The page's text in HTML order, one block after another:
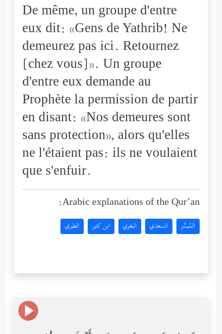
De même, un groupe d'entre
eux dit: «Gens de Yathrib! Ne
demeurez pas ici. Retournez
[chez vous]». Un groupe
d'entre eux demande au
Prophète la permission de partir
en disant: «Nos demeures sont
sans protection», alors qu'elles
ne l'étaient pas: ils ne voulaient
que s'enfuir.
Arabic explanations of the Qur’an:
المُيسَّر السعدي البغوي ابن كثير الطبري